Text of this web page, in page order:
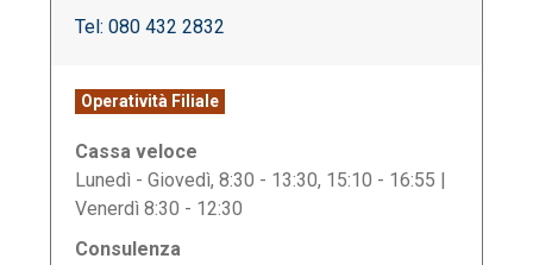
Tel: 080 432 2832
Operatività Filiale
Cassa veloce
Lunedì - Giovedì, 8:30 - 13:30, 15:10 - 16:55 |
Venerdì 8:30 - 12:30
Consulenza